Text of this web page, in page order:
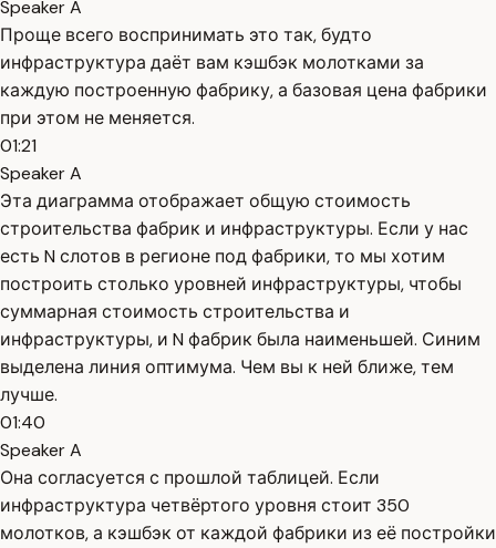
Speaker A
Проще всего воспринимать это так, будто
инфраструктура даёт вам кэшбэк молотками за
каждую построенную фабрику, а базовая цена фабрики
при этом не меняется.
01:21
Speaker A
Эта диаграмма отображает общую стоимость
строительства фабрик и инфраструктуры. Если у нас
есть N слотов в регионе под фабрики, то мы хотим
построить столько уровней инфраструктуры, чтобы
суммарная стоимость строительства и
инфраструктуры, и N фабрик была наименьшей. Синим
выделена линия оптимума. Чем вы к ней ближе, тем
лучше.
01:40
Speaker A
Она согласуется с прошлой таблицей. Если
инфраструктура четвёртого уровня стоит 350
молотков, а кэшбэк от каждой фабрики из её постройки